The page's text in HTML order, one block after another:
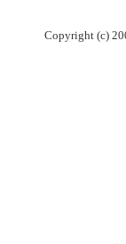
Copyright (c)